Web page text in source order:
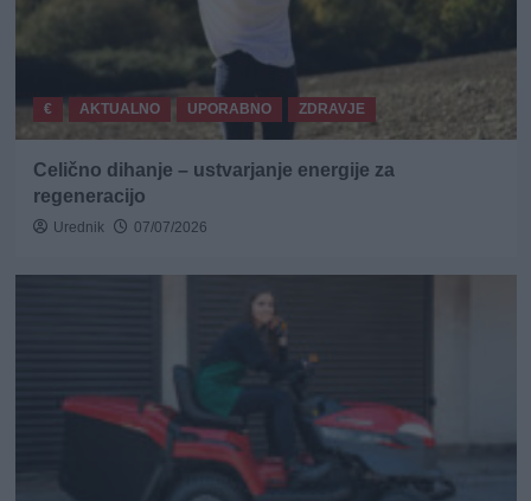
€ AKTUALNO UPORABNO ZDRAVJE
Celično dihanje – ustvarjanje energije za
regeneracijo
Urednik 07/07/2026